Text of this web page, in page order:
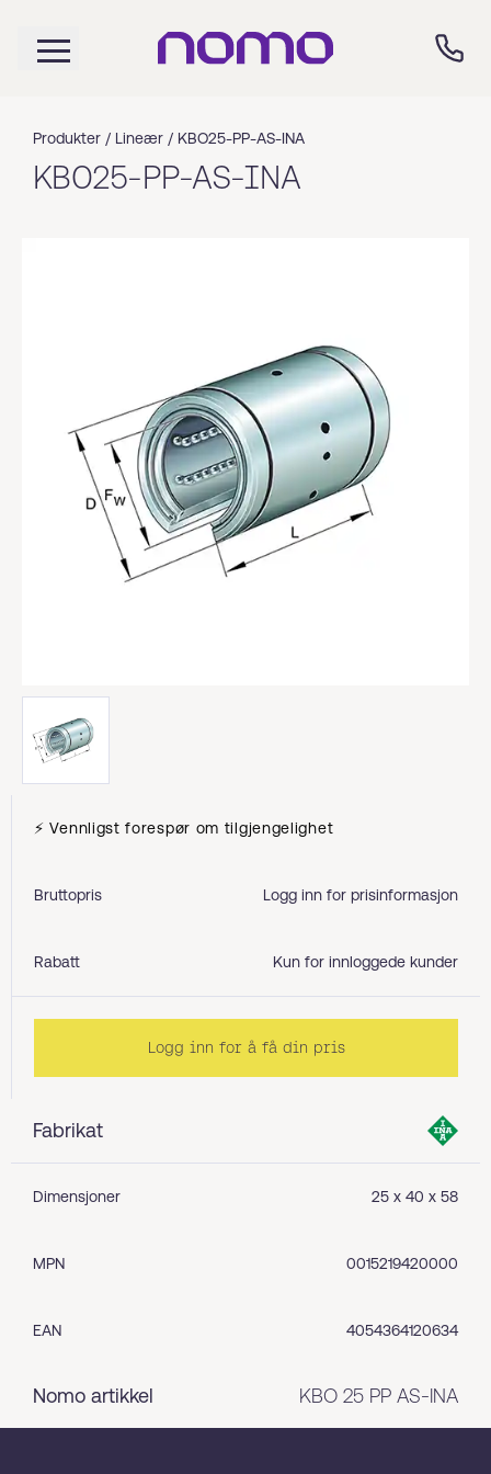
Produkter / Lineær / KBO25-PP-AS-INA
KBO25-PP-AS-INA
Fabrikat
Dimensjoner 25 x 40 x 58
MPN 0015219420000
EAN 4054364120634
Nomo artikkel KBO 25 PP AS-INA
⚡ Vennligst forespør om tilgjengelighet
Bruttopris Logg inn for prisinformasjon
Rabatt Kun for innloggede kunder
Logg inn for å få din pris